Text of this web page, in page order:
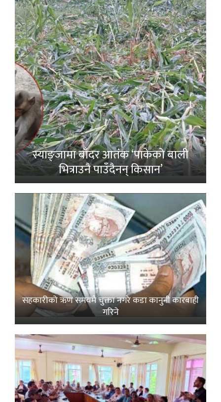
स्याङ्जामा बाँदर आतंक ‘पाकेको बाली
भित्राउनै पाउँदैनन् किसान’
सहकारीको ऋण समयमै चुक्ता नगरे कडा कानुनी कारबाही
गरिने